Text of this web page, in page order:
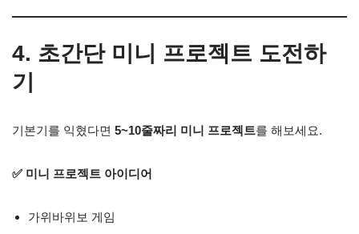
4. 초간단 미니 프로젝트 도전하
기
기본기를 익혔다면 5~10줄짜리 미니 프로젝트를 해보세요.
✅ 미니 프로젝트 아이디어
가위바위보 게임